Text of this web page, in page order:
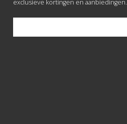
exclusieve kortingen en aanbiedingen.